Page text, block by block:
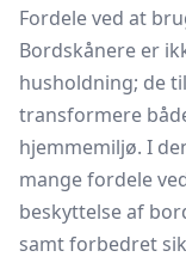
Fordele ved at
Bordskånere er
husholdning; de
transformere
hjemmemiljø. I
mange fordele
beskyttelse af
samt forbedret